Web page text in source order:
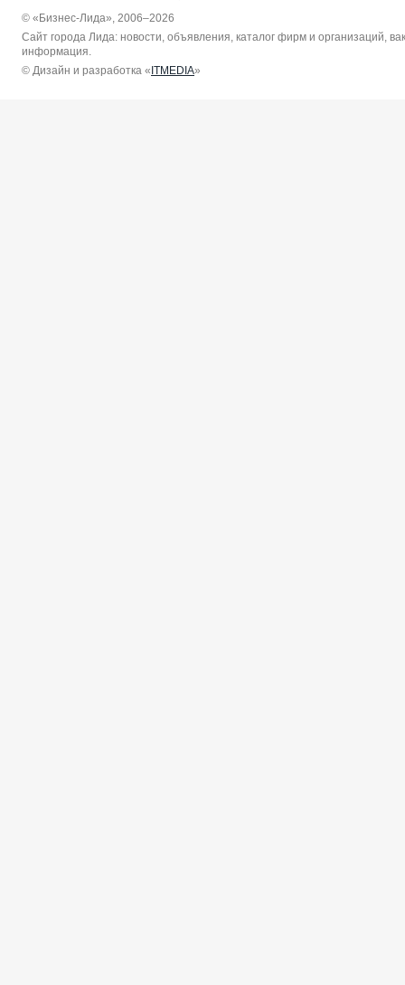
© «Бизнес-Лида», 2006–2026
Сайт города Лида: новости, объявления, каталог фирм и организаций,
информация.
© Дизайн и разработка « ITMEDIA»